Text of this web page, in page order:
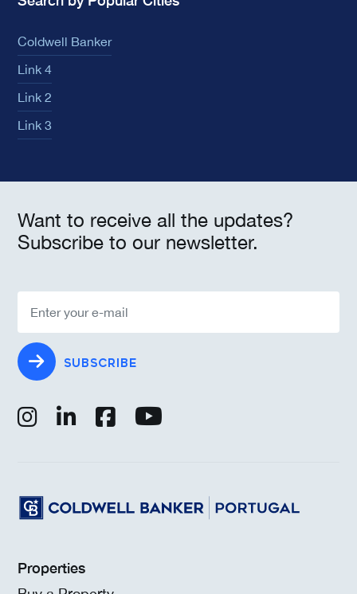
Coldwell Banker
Link 4
Link 2
Link 3
Want to receive all the updates?
Subscribe to our newsletter.
SUBSCRIBE
Properties